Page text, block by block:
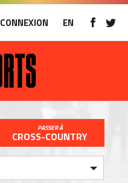
CONNEXION EN
PASSER À
CROSS-COUNTRY